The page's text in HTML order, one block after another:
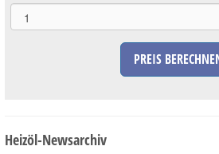
PREIS
Heizöl-Newsarchiv